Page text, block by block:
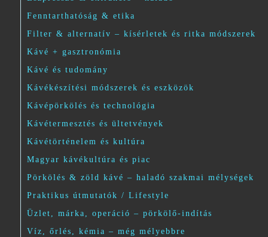
Fenntarthatóság & etika
Filter & alternatív – kísérletek és ritka módszerek
Kávé + gasztronómia
Kávé és tudomány
Kávékészítési módszerek és eszközök
Kávépörkölés és technológia
Kávétermesztés és ültetvények
Kávétörténelem és kultúra
Magyar kávékultúra és piac
Pörkölés & zöld kávé – haladó szakmai mélységek
Praktikus útmutatók / Lifestyle
Üzlet, márka, operáció – pörkölő-indítás
Víz, őrlés, kémia – még mélyebbre